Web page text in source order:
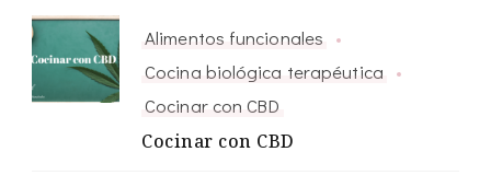
Alimentos funcionales
Cocina biológica terapéutica
Cocinar con CBD
Cocinar con CBD